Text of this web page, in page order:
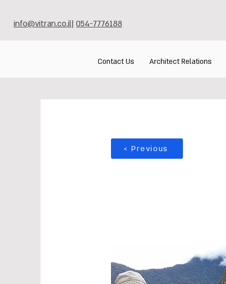
info@vitran.co.il| 054-7776188
Architect Relations
Contact Us
< Previous